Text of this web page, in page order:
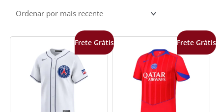
Frete Grátis
preço
original
era:
R$249,99.
O
R$199,99.
Frete Grátis
preço
original
era:
R$249,99.
O